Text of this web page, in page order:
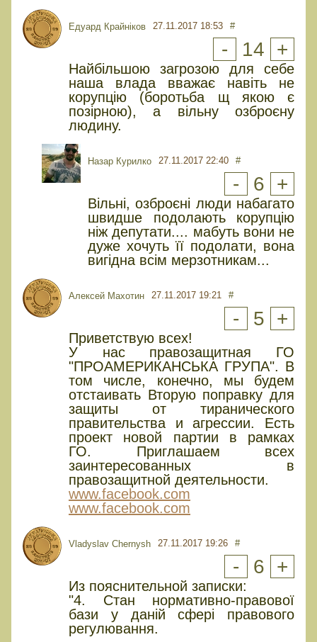
Едуард Крайніков 27.11.2017 18:53 #
- 14 +
Найбільшою загрозою для себе
наша влада вважає навіть не
корупцію (боротьба щ якою є
позірною), а вільну озброєну
людину.
Назар Курилко 27.11.2017 22:40 #
- 6 +
Вільні, озброєні люди набагато
швидше подолають корупцію
ніж депутати.... мабуть вони не
дуже хочуть її подолати, вона
вигідна всім мерзотникам...
Алексей Махотин 27.11.2017 19:21 #
- 5 +
Приветствую всех!
У нас правозащитная ГО
"ПРОАМЕРИКАНСЬКА ГРУПА". В
том числе, конечно, мы будем
отстаивать Вторую поправку для
защиты от тиранического
правительства и агрессии. Есть
проект новой партии в рамках
ГО. Приглашаем всех
заинтересованных в
правозащитной деятельности.
www.facebook.com
www.facebook.com
Vladyslav Chernysh 27.11.2017 19:26 #
- 6 +
Из пояснительной записки:
"4. Стан нормативно-правової
бази у даній сфері правового
регулювання.